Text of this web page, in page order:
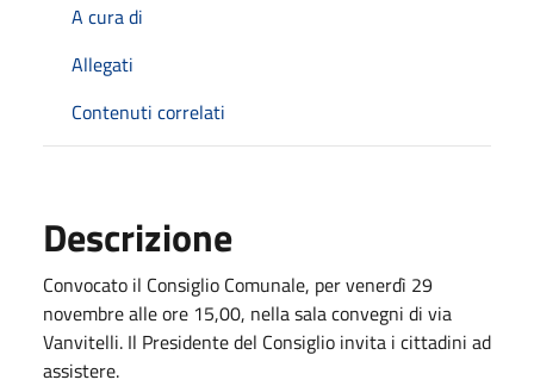
A cura di
Allegati
Contenuti correlati
Descrizione
Convocato il Consiglio Comunale, per venerdì 29
novembre alle ore 15,00, nella sala convegni di via
Vanvitelli. Il Presidente del Consiglio invita i cittadini ad
assistere.